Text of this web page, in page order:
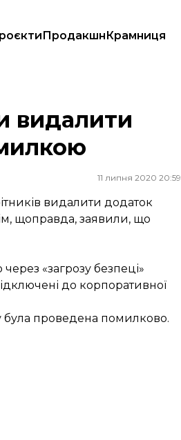
ПродакшнКрамниця
видалити
11 липня 2020 20:59
видалити додаток
щоправда, заявили, що
«загрозу безпеці»
до корпоративної
проведена помилково.